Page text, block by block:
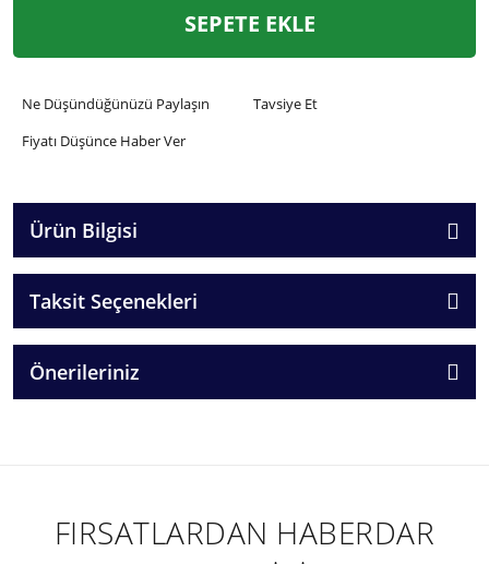
SEPETE EKLE
Ne Düşündüğünüzü Paylaşın
Tavsiye Et
Fiyatı Düşünce Haber Ver
Ürün Bilgisi
Taksit Seçenekleri
Önerileriniz
FIRSATLARDAN HABERDAR